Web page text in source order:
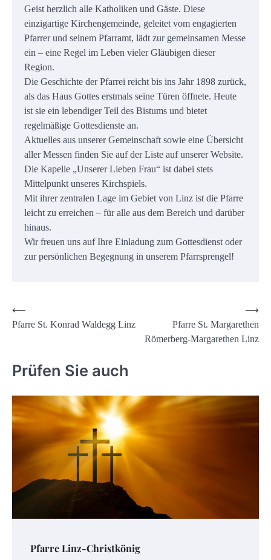
Geist herzlich alle Katholiken und Gäste. Diese
einzigartige Kirchengemeinde, geleitet vom engagierten
Pfarrer und seinem Pfarramt, lädt zur gemeinsamen Messe
ein – eine Regel im Leben vieler Gläubigen dieser
Region.
Die Geschichte der Pfarrei reicht bis ins Jahr 1898 zurück,
als das Haus Gottes erstmals seine Türen öffnete. Heute
ist sie ein lebendiger Teil des Bistums und bietet
regelmäßige Gottesdienste an.
Aktuelles aus unserer Gemeinschaft sowie eine Übersicht
aller Messen finden Sie auf der Liste auf unserer Website.
Die Kapelle „Unserer Lieben Frau“ ist dabei stets
Mittelpunkt unseres Kirchspiels.
Mit ihrer zentralen Lage im Gebiet von Linz ist die Pfarre
leicht zu erreichen – für alle aus dem Bereich und darüber
hinaus.
Wir freuen uns auf Ihre Einladung zum Gottesdienst oder
zur persönlichen Begegnung in unserem Pfarrsprengel!
Beitrags-
Navigation
⟵
Pfarre St. Konrad Waldegg Linz
Pfarre St. Margarethen
Römerberg-Margarethen Linz
⟶
Prüfen Sie auch
Pfarre Linz-Christkönig